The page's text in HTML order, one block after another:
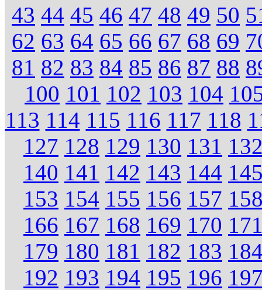
43 44 45 46 47 48 49 50
62 63 64 65 66 67 68 69
81 82 83 84 85 86 87 88
100 101 102 103 104
113 114 115 116 117 118
127 128 129 130 131
140 141 142 143 144
153 154 155 156 157
166 167 168 169 170
179 180 181 182 183
192 193 194 195 196